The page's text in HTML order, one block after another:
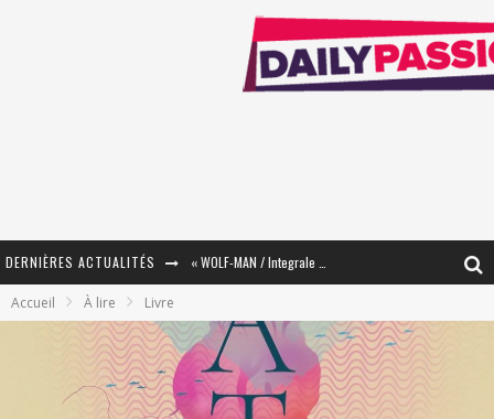
DERNIÈRES ACTUALITÉS
« Mon Village Révolté » - Combattre un Projet !
« Le Béton et le Bambou / Propositions pour Mayotte et le Monde. » - Améliorations !
Accueil À lire Livre